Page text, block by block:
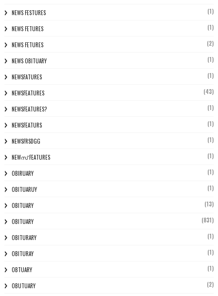
NEWS FESTURES (1)
NEWS FETURES (1)
NEWS FETURES (2)
NEWS OBITUARY (1)
NEWSFATURES (1)
NEWSFEATURES (43)
NEWSFEATURES? (1)
NEWSFEATURS (1)
NEWSFRSDGG (1)
NEWസ് FEATURES (1)
OBIRUARY (1)
OBITUARUY (1)
OBITUARY (13)
OBITUARY (831)
OBITURARY (1)
OBITURAY (1)
OBTUARY (1)
OBUTUARY (2)